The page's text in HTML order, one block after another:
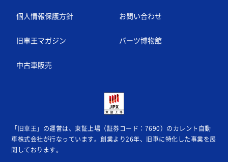
個人情報保護方針 お問い合わせ
旧車王マガジン パーツ博物館
中古車販売
「旧車王」の運営は、東証上場（証券コード：7690）のカレント自動
車株式会社が行なっています。創業より26年、旧車に特化した事業を展
開しております。